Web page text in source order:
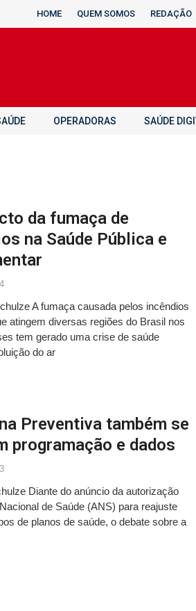
HOME QUEM SOMOS REDAÇÃO
OPERADORAS SAÚDE
da fumaça de
na Saúde Pública e
A fumaça causada pelos incêndios
atingem diversas regiões do Brasil nos
tem gerado uma crise de saúde
do ar
Preventiva também se
programação e dados
Diante do anúncio da autorização
de Saúde (ANS) para reajuste
de planos de saúde, o debate sobre a